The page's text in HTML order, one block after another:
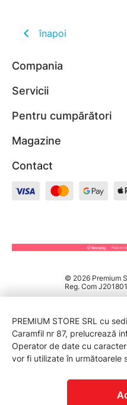
înapoi
Compania
Servicii
Pentru cumpărători
Magazine
Contact
© 2026 Premium
Reg. Com
PREMIUM STORE SRL cu
Caramfil nr 87, prelucrează
Operator de date cu
vor fi utilizate în următoarele